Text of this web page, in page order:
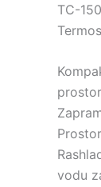
TC-150
vodu